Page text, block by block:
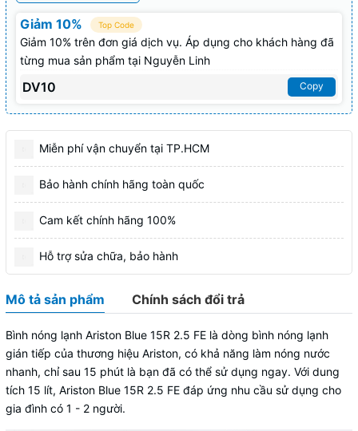
Giảm 10% Top Code
Giảm 10% trên đơn giá dịch vụ. Áp dụng cho khách hàng đã
từng mua sản phẩm tại Nguyễn Linh
DV10 Copy
Miễn phí vận chuyển tại TP.HCM
Bảo hành chính hãng toàn quốc
Cam kết chính hãng 100%
Hỗ trợ sửa chữa, bảo hành
Mô tả sản phẩm Chính sách đổi trả
Bình nóng lạnh Ariston Blue 15R 2.5 FE là dòng bình nóng lạnh
gián tiếp của thương hiệu Ariston, có khả năng làm nóng nước
nhanh, chỉ sau 15 phút là bạn đã có thể sử dụng ngay. Với dung
tích 15 lít, Ariston Blue 15R 2.5 FE đáp ứng nhu cầu sử dụng cho
gia đình có 1 - 2 người.